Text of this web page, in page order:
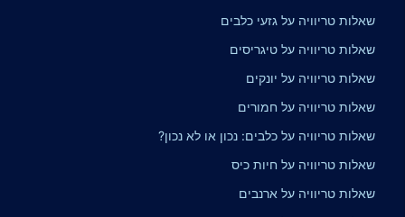
שאלות טריוויה על גזעי כלבים
שאלות טריוויה על טיגריסים
שאלות טריוויה על יונקים
שאלות טריוויה על חמורים
שאלות טריוויה על כלבים: נכון או לא נכון?
שאלות טריוויה על חיות כיס
שאלות טריוויה על ארנבים